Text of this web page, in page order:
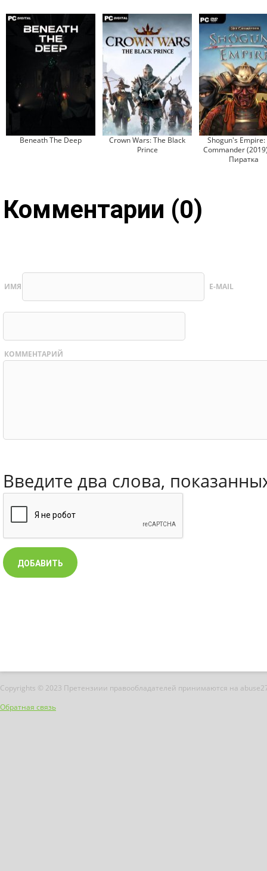
Beneath The Deep
Crown Wars: The Black
Prince
Shogun's Empire:
Commander
Пиратка
Комментарии (0)
ИМЯ E-MAIL
КОММЕНТАРИЙ
Введите два слова,
Copyrights © 2023 Претензиии правообладателей принимаются на
Обратная связь